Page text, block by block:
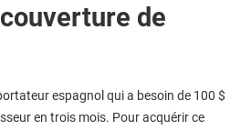
de
espagnol qui a besoin de 100 $
en trois mois. Pour acquérir ce